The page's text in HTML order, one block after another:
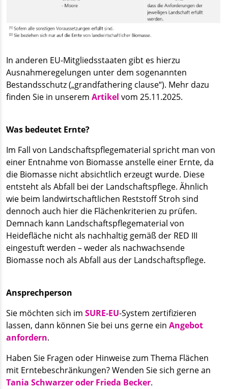
In anderen EU-Mitgliedsstaaten gibt es hierzu
Ausnahmeregelungen unter dem sogenannten
Bestandsschutz („grandfathering clause“). Mehr dazu
finden Sie in unserem Artikel vom 25.11.2025.
Was bedeutet Ernte?
Im Fall von Landschaftspflegematerial spricht man von
einer Entnahme von Biomasse anstelle einer Ernte, da
die Biomasse nicht absichtlich erzeugt wurde. Diese
entsteht als Abfall bei der Landschaftspflege. Ähnlich
wie beim landwirtschaftlichen Reststoff Stroh sind
dennoch auch hier die Flächenkriterien zu prüfen.
Demnach kann Landschaftspflegematerial von
Heidefläche nicht als nachhaltig gemäß der RED III
eingestuft werden – weder als nachwachsende
Biomasse noch als Abfall aus der Landschaftspflege.
Ansprechperson
Sie möchten sich im SURE-EU-System zertifizieren
lassen, dann können Sie bei uns gerne ein Angebot
anfordern.
Haben Sie Fragen oder Hinweise zum Thema Flächen
mit Erntebeschränkungen? Wenden Sie sich gerne an
Tania Schwarzer oder Frieda Becker.